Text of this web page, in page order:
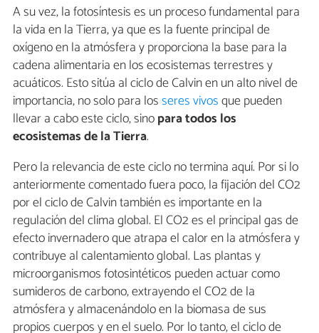
A su vez, la fotosíntesis es un proceso fundamental para
la vida en la Tierra, ya que es la fuente principal de
oxígeno en la atmósfera y proporciona la base para la
cadena alimentaria en los ecosistemas terrestres y
acuáticos. Esto sitúa al ciclo de Calvin en un alto nivel de
importancia, no solo para losseres vivosque pueden
llevar a cabo este ciclo, sinopara todos los
ecosistemas de la Tierra.
Pero la relevancia de este ciclo no termina aquí. Por si lo
anteriormente comentado fuera poco, la fijación del CO2
por el ciclo de Calvin también es importante en la
regulación del clima global. El CO2 es el principal gas de
efecto invernadero que atrapa el calor en la atmósfera y
contribuye al calentamiento global. Las plantas y
microorganismos fotosintéticos pueden actuar como
sumideros de carbono, extrayendo el CO2 de la
atmósfera y almacenándolo en la biomasa de sus
propios cuerpos y en el suelo. Por lo tanto, el ciclo de